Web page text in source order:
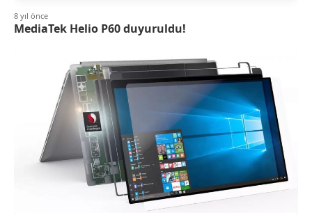
8 yıl önce
MediaTek Helio P60 duyuruldu!